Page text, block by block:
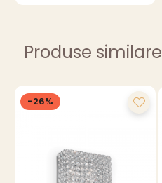
Produse similare
-26%